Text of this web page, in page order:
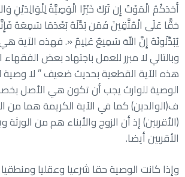
أَحَدَكُمُ الْمَوْتُ إِن تَرَكَ خَيْرًا الْوَصِيَّةُ لِلْوَالِدَيْنِ
حَقًّا عَلَى الْمُتَّقِينَ فَمَن بَدَّلَهُ بَعْدَمَا سَمِعَهُ
يُبَدِّلُونَهُ إِنَّ اللّهَ سَمِيعٌ عَلِيمٌ «. فهذه
وبالتالي لا مبرر للعمل باجتهاد بعض
هذه الآية القطعية بحديث ضعيف ” لا وصية
الوصية للوارث يجب أن تكون هي الأصل
ف(الوالدين) كما في الآية الكريمة هما من
(الأقربين) إذ أن الزوج والأبناء هم من
الأقربين أيضا.
وإذا كانت الوصية حقا شرعيا وعقليا